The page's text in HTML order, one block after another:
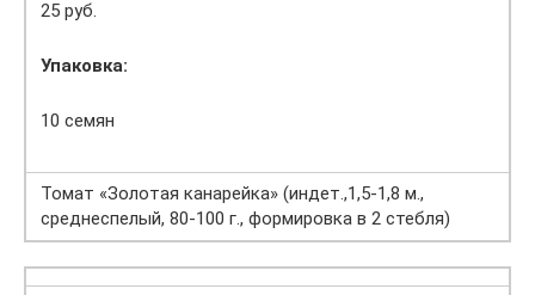
25 руб.
Упаковка:
10 семян
Томат «Золотая канарейка» (индет.,1,5-1,8 м.,
среднеспелый, 80-100 г., формировка в 2 стебля)